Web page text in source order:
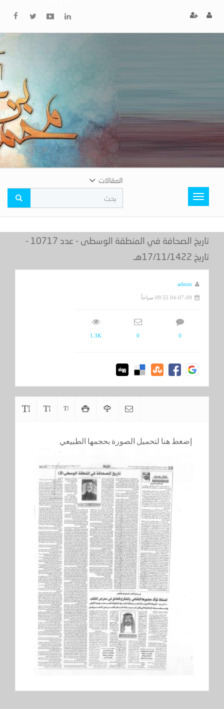
Toggle
navigation
المقالات
تاريخ الصحافة في المنطقة الوسطى - عدد 10717 -
تاريخ 17/11/1422هـ
admin
04-07-09 09:55 صباحاً
0
0
1.3K
إضغط هنا لتحميل الصورة بحجمها الطبيعي